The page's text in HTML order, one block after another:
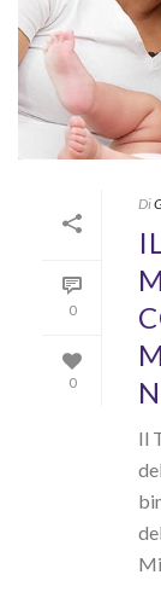
0
0
Di
Il